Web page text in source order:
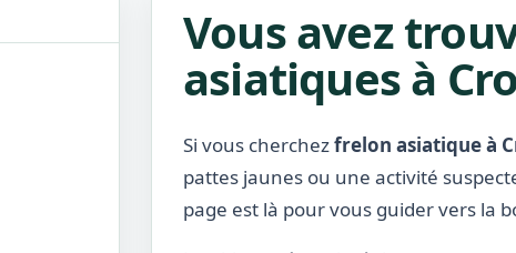
Vous avez
asiatiques à
Si vous cherchezfrelon asiatique à
pattes jaunes ou une activité
page est là pour vous guider vers la